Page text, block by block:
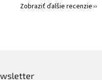
Zobraziť ďalšie recenzie